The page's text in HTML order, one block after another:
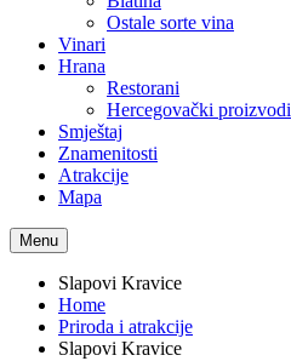
Ostale sorte vina
Vinari
Hrana
Restorani
Hercegovački proizvodi
Smještaj
Znamenitosti
Atrakcije
Mapa
Menu
Slapovi Kravice
Home
Priroda i atrakcije
Slapovi Kravice